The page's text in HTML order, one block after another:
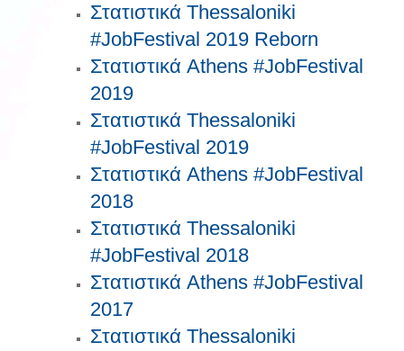
Στατιστικά Thessaloniki
#JobFestival 2019 Reborn
Στατιστικά Athens #JobFestival
2019
Στατιστικά Thessaloniki
#JobFestival 2019
Στατιστικά Athens #JobFestival
2018
Στατιστικά Thessaloniki
#JobFestival 2018
Στατιστικά Athens #JobFestival
2017
Στατιστικά Thessaloniki